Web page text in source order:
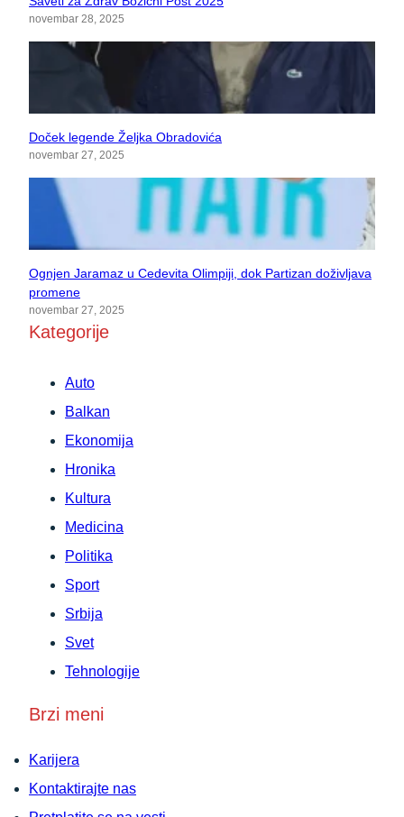
novembar 28, 2025
Doček legende Željka Obradovića
novembar 27, 2025
Ognjen Jaramaz u Cedevita Olimpiji, dok Partizan doživljava
promene
novembar 27, 2025
Kategorije
Auto
Balkan
Ekonomija
Hronika
Kultura
Medicina
Politika
Sport
Srbija
Svet
Tehnologije
Brzi meni
Karijera
Kontaktirajte nas